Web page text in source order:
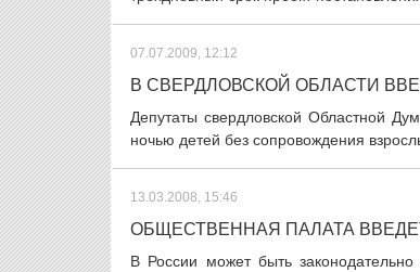
07.07.2009, 12:12
В СВЕРДЛОВСКОЙ ОБЛАСТИ
Депутаты свердловской Областной
ночью детей без сопровождения
13.03.2008, 15:46
ОБЩЕСТВЕННАЯ ПАЛАТА
В России может быть